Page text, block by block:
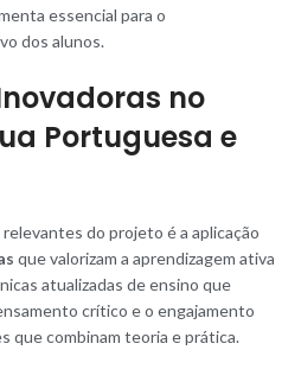
essencial para o
dos alunos.
no
Portuguesa e
do projeto é a aplicação
que valorizam a aprendizagem ativa
atualizadas de ensino que
crítico e o engajamento
que combinam teoria e prática.